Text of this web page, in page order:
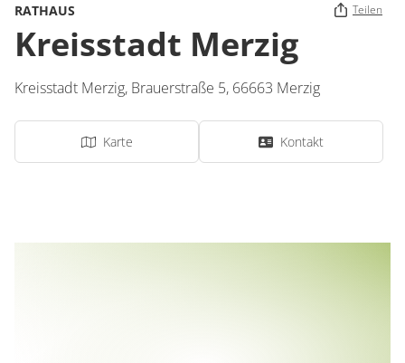
RATHAUS Teilen
Kreisstadt Merzig
Kreisstadt Merzig, Brauerstraße 5, 66663 Merzig
Karte Kontakt